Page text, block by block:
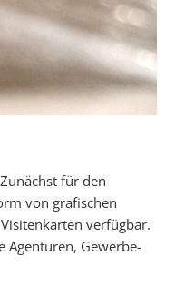
für den
von grafischen
verfügbar.
Agenturen, Gewerbe-